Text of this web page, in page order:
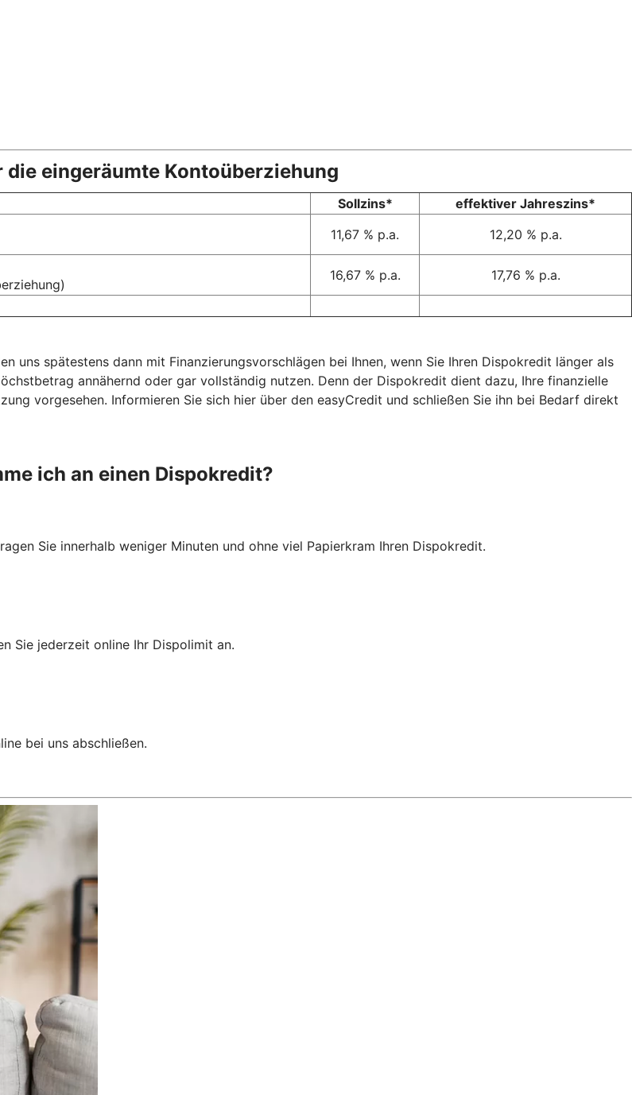
eingeräumte Kontoüberziehung
Sollzins*
effektiver Jahreszins*
11,67 % p.a.
12,20 % p.a.
16,67 % p.a.
17,76 % p.a.
uns spätestens dann mit Finanzierungsvorschlägen bei Ihnen, wenn Sie Ihren Dispokredit länger als
annähernd oder gar vollständig nutzen. Denn der Dispokredit dient dazu, Ihre finanzielle
vorgesehen. Informieren Sie sich hier über den easyCredit und schließen Sie ihn bei Bedarf direkt
ich an einen Dispokredit?
Sie innerhalb weniger Minuten und ohne viel Papierkram Ihren Dispokredit.
Sie jederzeit online Ihr Dispolimit an.
bei uns abschließen.